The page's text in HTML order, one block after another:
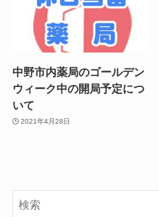
中野市内薬局のゴールデン
ウィーク中の開局予定につ
いて
2021年4月28日